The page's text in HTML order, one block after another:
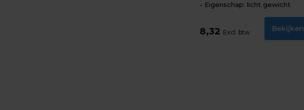
Eigenschap: licht gewicht
8,32 Excl. btw Bekijken